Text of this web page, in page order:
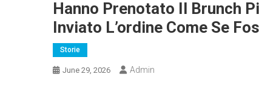
Hanno Prenotato Il Brunch
Inviato L’ordine Come Se
Storie
June 29, 2026 Admin